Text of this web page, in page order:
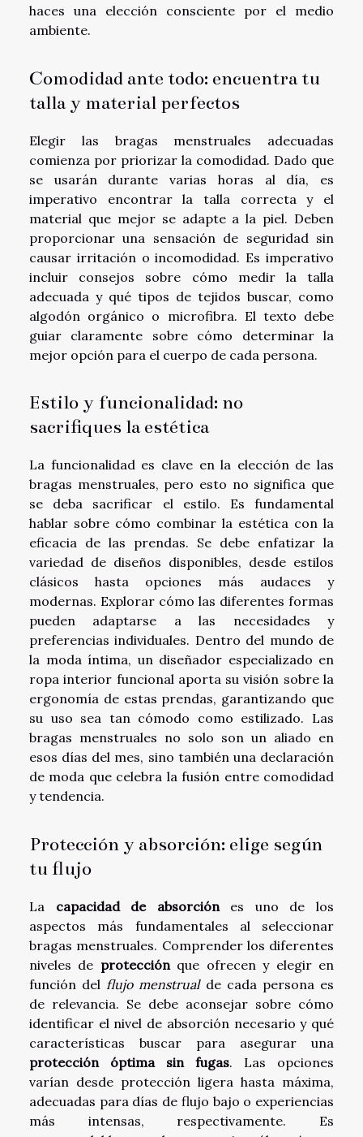
haces una elección consciente por el medio
ambiente.
Comodidad ante todo: encuentra tu
talla y material perfectos
Elegir las bragas menstruales adecuadas
comienza por priorizar la comodidad. Dado que
se usarán durante varias horas al día, es
imperativo encontrar la talla correcta y el
material que mejor se adapte a la piel. Deben
proporcionar una sensación de seguridad sin
causar irritación o incomodidad. Es imperativo
incluir consejos sobre cómo medir la talla
adecuada y qué tipos de tejidos buscar, como
algodón orgánico o microfibra. El texto debe
guiar claramente sobre cómo determinar la
mejor opción para el cuerpo de cada persona.
Estilo y funcionalidad: no
sacrifiques la estética
La funcionalidad es clave en la elección de las
bragas menstruales, pero esto no significa que
se deba sacrificar el estilo. Es fundamental
hablar sobre cómo combinar la estética con la
eficacia de las prendas. Se debe enfatizar la
variedad de diseños disponibles, desde estilos
clásicos hasta opciones más audaces y
modernas. Explorar cómo las diferentes formas
pueden adaptarse a las necesidades y
preferencias individuales. Dentro del mundo de
la moda íntima, un diseñador especializado en
ropa interior funcional aporta su visión sobre la
ergonomía de estas prendas, garantizando que
su uso sea tan cómodo como estilizado. Las
bragas menstruales no solo son un aliado en
esos días del mes, sino también una declaración
de moda que celebra la fusión entre comodidad
y tendencia.
Protección y absorción: elige según
tu flujo
La capacidad de absorciónes uno de los
aspectos más fundamentales al seleccionar
bragas menstruales. Comprender los diferentes
niveles de protecciónque ofrecen y elegir en
función del flujo menstrualde cada persona es
de relevancia. Se debe aconsejar sobre cómo
identificar el nivel de absorción necesario y qué
características buscar para asegurar una
protección óptima sin fugas. Las opciones
varían desde protección ligera hasta máxima,
adecuadas para días de flujo bajo o experiencias
más intensas, respectivamente. Es